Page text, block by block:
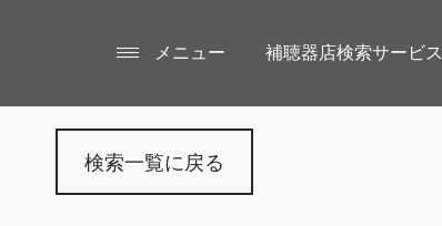
メニュー 補聴器店検索サービス
検索一覧に戻る